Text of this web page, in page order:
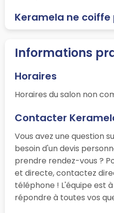
Keramela ne
Informations
Horaires
Horaires du salon non
Contacter
Vous avez une question
besoin d'un devis
prendre rendez-vous ?
et directe, contactez
téléphone ! L'équipe est
répondre à toutes vos